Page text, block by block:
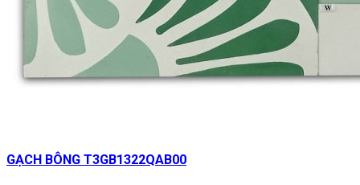
GẠCH BÔNG T3GB1322QAB00